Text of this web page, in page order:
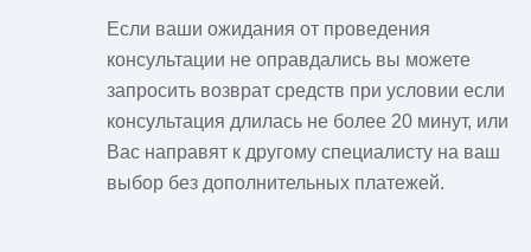
Если ваши ожидания от проведения
консультации не оправдались вы можете
запросить возврат средств при условии если
консультация длилась не более 20 минут, или
Вас направят к другому специалисту на ваш
выбор без дополнительных платежей.